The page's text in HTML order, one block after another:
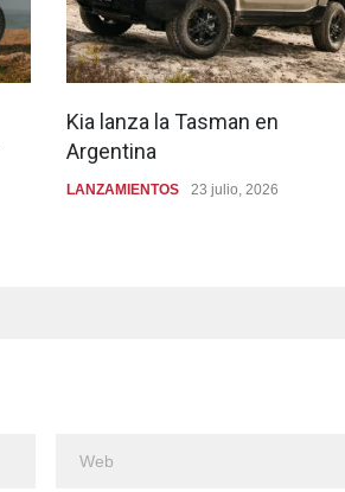
Kia lanza la Tasman en
Argentina
LANZAMIENTOS 23 julio, 2026